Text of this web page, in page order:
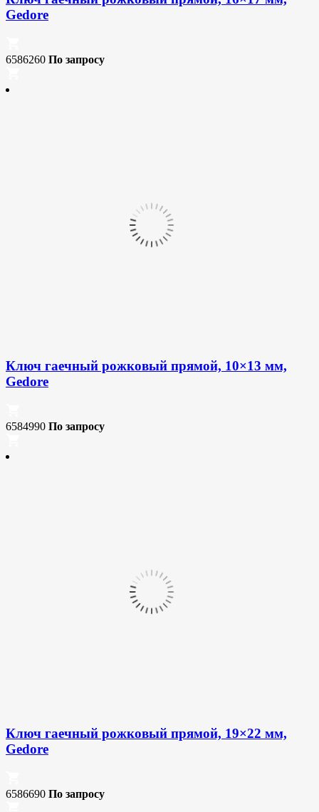
Gedore
6586260 По запросу
Ключ гаечный рожковый прямой, 10×13 мм,
Gedore
6584990 По запросу
Ключ гаечный рожковый прямой, 19×22 мм,
Gedore
6586690 По запросу